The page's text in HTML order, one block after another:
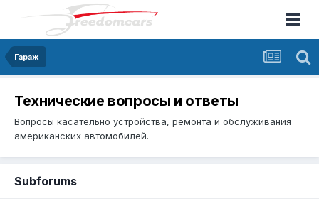
Гараж
Технические вопросы и ответы
Вопросы касательно устройства, ремонта и обслуживания
американских автомобилей.
Subforums